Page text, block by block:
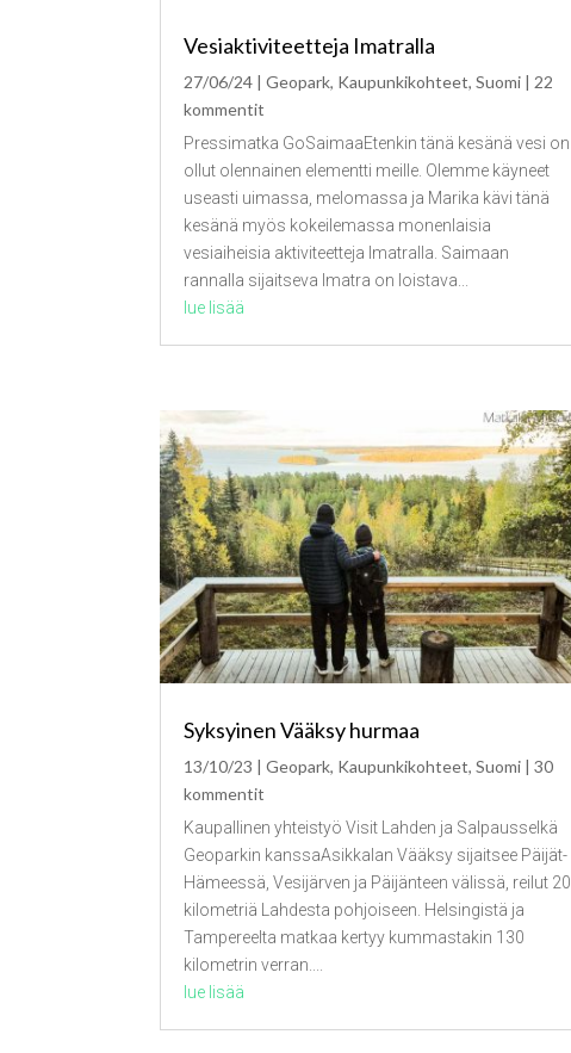
Vesiaktiviteetteja Imatralla
27/06/24 |Geopark, Kaupunkikohteet,Suomi | 22
kommentit
Pressimatka GoSaimaaEtenkin tänä kesänä vesi on
ollut olennainen elementti meille. Olemme käyneet
useasti uimassa, melomassa ja Marika kävi tänä
kesänä myös kokeilemassa monenlaisia
vesiaiheisia aktiviteetteja Imatralla. Saimaan
rannalla sijaitseva Imatra on loistava...
lue lisää
Syksyinen Vääksy hurmaa
13/10/23 |Geopark, Kaupunkikohteet,Suomi | 30
kommentit
Kaupallinen yhteistyö Visit Lahden ja Salpausselkä
Geoparkin kanssaAsikkalan Vääksy sijaitsee Päijät-
Hämeessä, Vesijärven ja Päijänteen välissä, reilut 20
kilometriä Lahdesta pohjoiseen. Helsingistä ja
Tampereelta matkaa kertyy kummastakin 130
kilometrin verran....
lue lisää